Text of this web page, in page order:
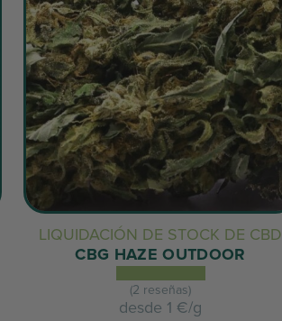
LIQUIDACIÓN DE STOCK DE CBD
CBG HAZE OUTDOOR
(2 reseñas)
desde 1 €/g